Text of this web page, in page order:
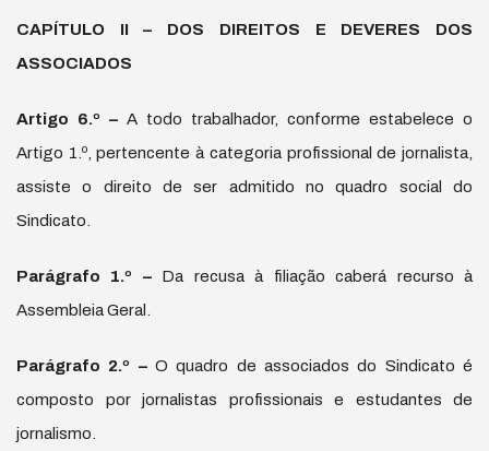
CAPÍTULO II – DOS DIREITOS E DEVERES DOS
ASSOCIADOS
Artigo 6.º – A todo trabalhador, conforme estabelece o
Artigo 1.º, pertencente à categoria profissional de jornalista,
assiste o direito de ser admitido no quadro social do
Sindicato.
Parágrafo 1.º –Da recusa à filiação caberá recurso à
Assembleia Geral.
Parágrafo 2.º –O quadro de associados do Sindicato é
composto por jornalistas profissionais e estudantes de
jornalismo.